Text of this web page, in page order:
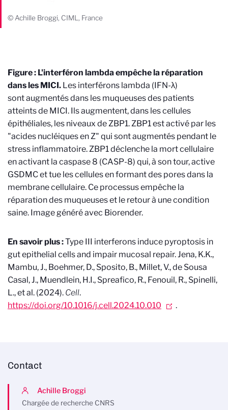
© Achille Broggi, CIML, France
Figure : L'interféron lambda empêche la réparation
dans les MICI. Les interférons lambda (IFN-λ)
sontaugmentés dans les muqueuses des patients
atteints de MICI. Ils augmentent, dans les cellules
épithéliales, les niveaux de ZBP1. ZBP1 est activé par les
"acides nucléiques en Z" qui sont augmentés pendant le
stress inflammatoire. ZBP1 déclenche la mort cellulaire
en activant la caspase 8 (CASP-8) qui, à son tour, active
GSDMC et tue les cellules en formant des pores dans la
membrane cellulaire. Ce processus empêche la
réparation des muqueuses et le retour à une condition
saine. Image généré avec Biorender.
En savoir plus :Type III interferons induce pyroptosis in
gut epithelial cells and impair mucosal repair. Jena, K.K.,
Mambu, J., Boehmer, D., Sposito, B., Millet, V., de Sousa
Casal, J., Muendlein, H.I., Spreafico, R., Fenouil, R., Spinelli,
L., et al. (2024). Cell.
https://doi.org/10.1016/j.cell.2024.10.010
.
Contact
Achille Broggi
Chargée de recherche CNRS